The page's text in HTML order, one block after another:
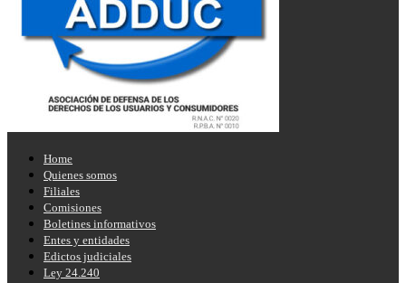
Home
Quienes somos
Filiales
Comisiones
Boletines informativos
Entes y entidades
Edictos judiciales
Ley 24.240